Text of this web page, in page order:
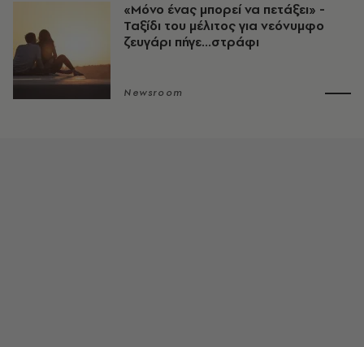
«Μόνο ένας μπορεί να πετάξει» -
Ταξίδι του μέλιτος για νεόνυμφο
ζευγάρι πήγε...στράφι
Newsroom